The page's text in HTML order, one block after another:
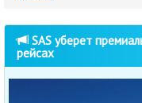
SAS уберет
рейсах